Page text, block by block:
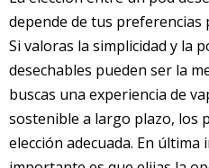
depende de tus preferencias
Si valoras la simplicidad y la
desechables pueden ser la
buscas una experiencia de
sostenible a largo plazo, los
elección adecuada. En última